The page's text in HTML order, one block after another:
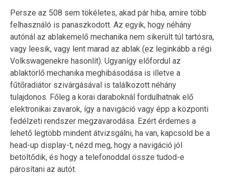
Persze az 508 sem tökéletes, akad pár hiba, amire több
felhasználó is panaszkodott. Az egyik, hogy néhány
autónál az ablakemelő mechanika nem sikerült túl tartósra,
vagy leesik, vagy lent marad az ablak (ez leginkább a régi
Volkswagenekre hasonlít). Ugyanígy előfordul az
ablaktörlő mechanika meghibásodása is illetve a
fűtőradiátor szivárgásával is találkozott néhány
tulajdonos. Főleg a korai daraboknál fordulhatnak elő
elektronikai zavarok, így a navigáció vagy épp a központi
fedélzeti rendszer megzavarodása. Ezért érdemes a
lehető legtöbb mindent átvizsgálni, ha van, kapcsold be a
head-up display-t, nézd meg, hogy a navigáció jól
betöltődik, és hogy a telefonoddal össze tudod-e
párosítani az autót.